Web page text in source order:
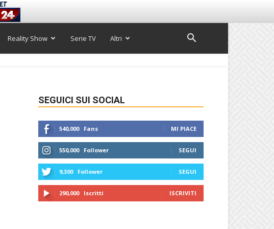
Reality Show Serie TV Altri
SEGUICI SUI SOCIAL
540,000 Fans MI PIACE
550,000 Follower SEGUI
9,300 Follower SEGUI
290,000 Iscritti ISCRIVITI